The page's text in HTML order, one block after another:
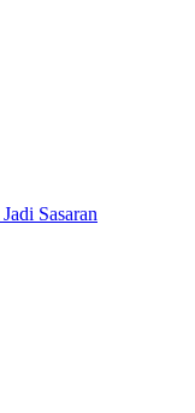
Sasaran